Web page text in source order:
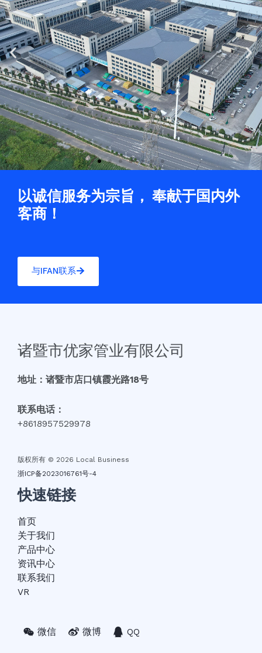
Previous
slide
以诚信服务为宗旨， 奉献于国内外
客商！
与IFAN联系
诸暨市优家管业有限公司
地址：诸暨市店口镇霞光路18号
联系电话：
+8618957529978
版权所有 © 2026 Local Business
浙ICP备2023016761号-4
快速链接
首页
关于我们
产品中心
资讯中心
联系我们
VR
微信 微博 QQ